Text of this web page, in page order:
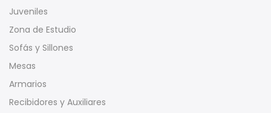
Juveniles
Zona de Estudio
Sofás y Sillones
Mesas
Armarios
Recibidores y Auxiliares